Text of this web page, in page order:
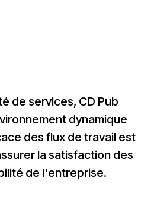
de services, CD Pub
dynamique
des flux de travail est
la satisfaction des
de l'entreprise.